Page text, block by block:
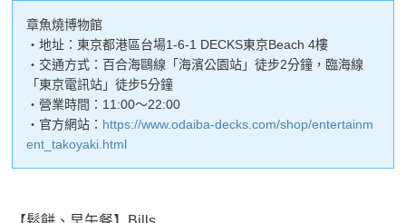
章魚燒博物館
・地址：東京都港區台場1-6-1 DECKS東京Beach 4樓
・交通方式：百合海鷗線「海濱公園站」徒步2分鐘，臨海線
「東京電訊站」徒步5分鐘
・營業時間：11:00～22:00
・官方網站： https://www.odaiba-decks.com/shop/entertainm
ent_takoyaki.html